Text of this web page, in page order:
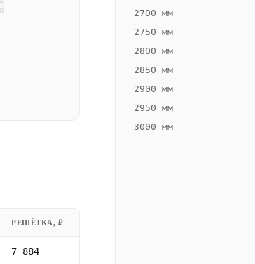
РЕШЁТКА, ₽
7 884
2700 мм
2750 мм
2800 мм
2850 мм
2900 мм
2950 мм
3000 мм